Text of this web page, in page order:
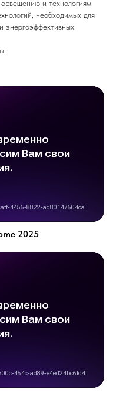
и технологиям
необходимых для
энергоэффективных
2025